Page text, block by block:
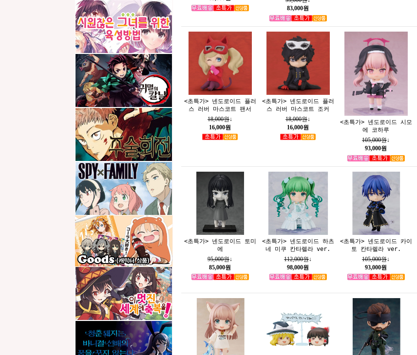
83,000원
<초특가> 넨도로이드 플러
스 러버 마스코트 팬서
18,000원↓
16,000원
<초특가> 넨도로이드 플러
스 러버 마스코트 조커
18,000원↓
16,000원
<초특가> 넨도로이드 시모
에 코하루
105,000원↓
93,000원
<초특가> 넨도로이드 토미
에
95,000원↓
85,000원
<초특가> 넨도로이드 하츠
네 미쿠 칸타렐라 ver.
112,000원↓
98,000원
<초특가> 넨도로이드 카이
토 칸타렐라 ver.
105,000원↓
93,000원